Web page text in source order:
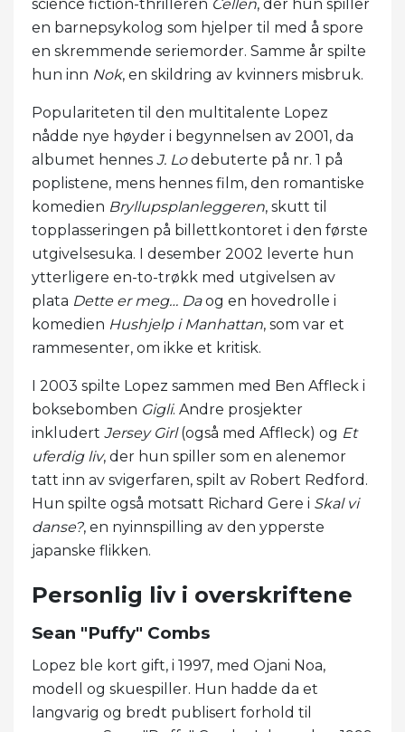
science fiction-thrilleren Cellen, der hun spiller
en barnepsykolog som hjelper til med å spore
en skremmende seriemorder. Samme år spilte
hun inn Nok, en skildring av kvinners misbruk.
Populariteten til den multitalente Lopez
nådde nye høyder i begynnelsen av 2001, da
albumet hennes J. Lodebuterte på nr. 1 på
poplistene, mens hennes film, den romantiske
komedien Bryllupsplanleggeren, skutt til
topplasseringen på billettkontoret i den første
utgivelsesuka. I desember 2002 leverte hun
ytterligere en-to-trøkk med utgivelsen av
plata Dette er meg… Daog en hovedrolle i
komedien Hushjelp i Manhattan, som var et
rammesenter, om ikke et kritisk.
I 2003 spilte Lopez sammen med Ben Affleck i
boksebomben Gigli. Andre prosjekter
inkludert Jersey Girl(også med Affleck) og Et
uferdig liv, der hun spiller som en alenemor
tatt inn av svigerfaren, spilt av Robert Redford.
Hun spilte også motsatt Richard Gere i Skal vi
danse?, en nyinnspilling av den ypperste
japanske flikken.
Personlig liv i overskriftene
Sean "Puffy" Combs
Lopez ble kort gift, i 1997, med Ojani Noa,
modell og skuespiller. Hun hadde da et
langvarig og bredt publisert forhold til